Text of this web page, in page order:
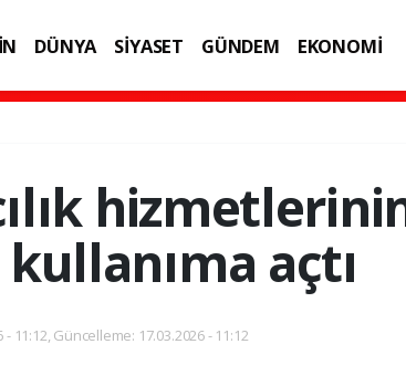
DÜNYA SİYASET GÜNDEM
EKONOMİ
açtı
- 11:12, Güncelleme: 17.03.2026 - 11:12